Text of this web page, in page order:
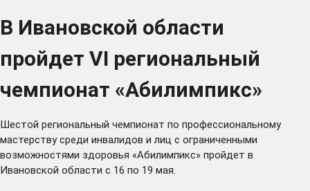
В Ивановской области
пройдет VI региональный
чемпионат «Абилимпикс»
Шестой региональный чемпионат по профессиональному
мастерству среди инвалидов и лиц с ограниченными
возможностями здоровья «Абилимпикс» пройдет в
Ивановской области с 16 по 19 мая.